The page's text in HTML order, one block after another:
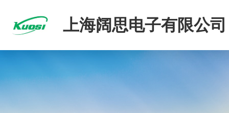
上海阔思电子有限公司